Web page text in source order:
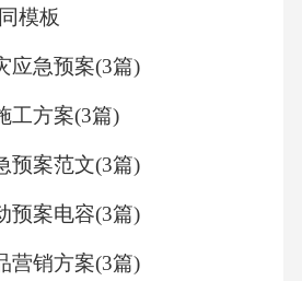
2.B解析思路：相对危险度
与疾病关联强度的指标，计
率（或风险）与非暴露组
倍，即RR=10。3.E解析思
过程中产生的系统误差，导
值。选择偏倚、信息偏
模板
应急预案(3篇)
工方案(3篇)
预案范文(3篇)
预案电容(3篇)
营销方案(3篇)